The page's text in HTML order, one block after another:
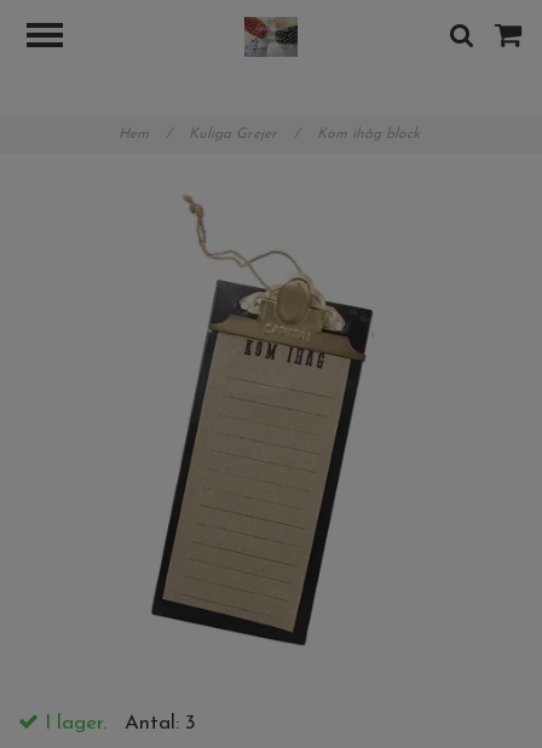
Hem / Kuliga Grejer / Kom ihåg block
I lager. Antal: 3